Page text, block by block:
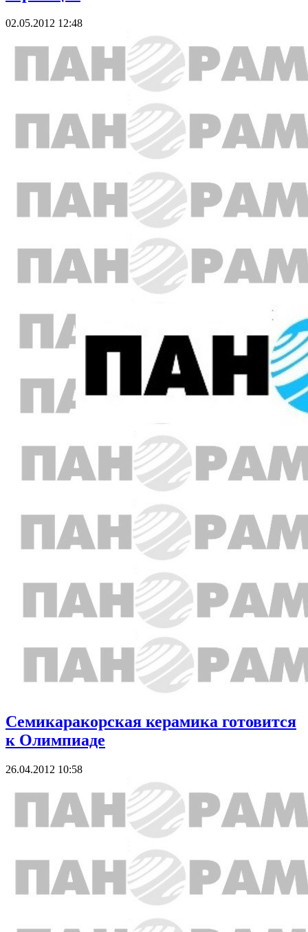
02.05.2012 12:48
Семикаракорская керамика готовится
к Олимпиаде
26.04.2012 10:58